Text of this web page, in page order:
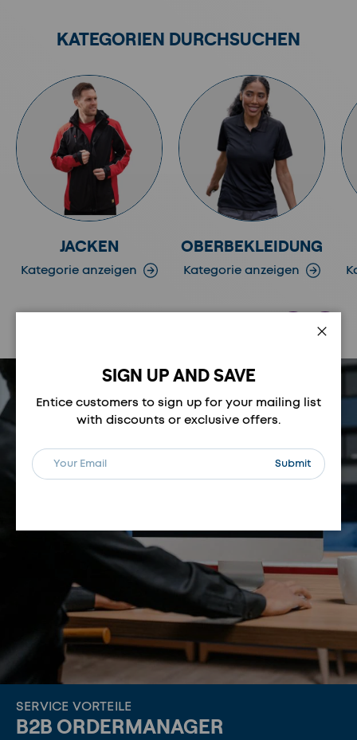
KATEGORIEN DURCHSUCHEN
JACKEN
Kategorie anzeigen
OBERBEKLEIDUNG
Kategorie anzeigen
SERVICE VORTEILE
B2B ORDERMANAGER
SIGN UP AND SAVE
Entice customers to sign up for your mailing list
with discounts or exclusive offers.
E-Mail
Abonnieren
Submit